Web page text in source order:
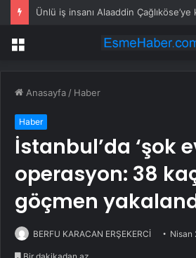
Menü
Anasayfa / Haber
Haber
İstanbul’da ‘şok
operasyon: 38
göçmen
BERFU KARACAN ERŞEKERCİ Nisan